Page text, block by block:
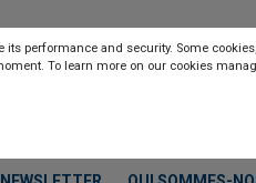
performance and security. Some
To learn more on our cookies